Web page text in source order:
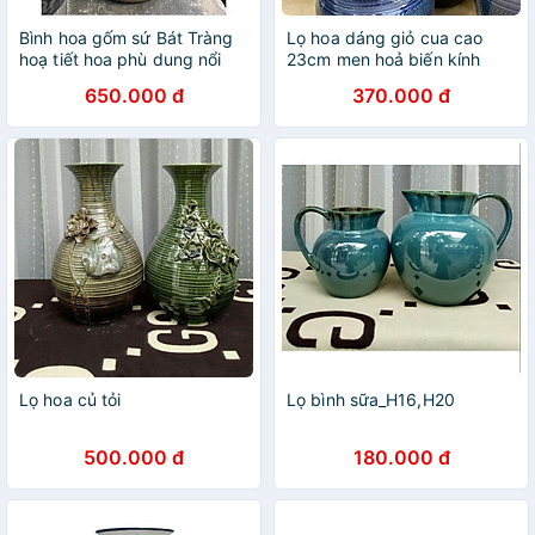
Bình hoa gốm sứ Bát Tràng
hoạ tiết hoa phù dung nổi
650.000 đ
Lọ hoa dáng giỏ cua cao
23cm men hoả biến kính
370.000 đ
Lọ hoa củ tỏi
500.000 đ
Lọ bình sữa_H16,H20
180.000 đ